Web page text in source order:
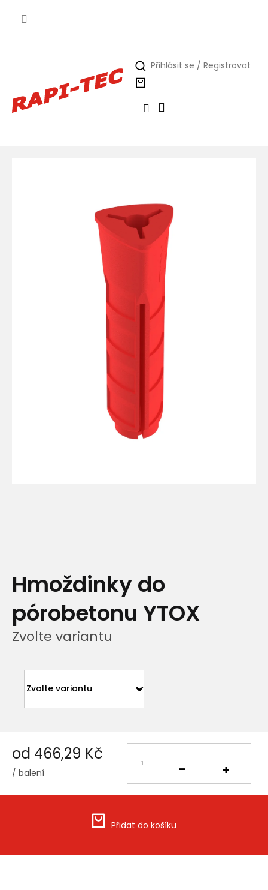
Přihlásit se / Registrovat
Hmoždinky do
pórobetonu YTOX
Zvolte variantu
od 466,29 Kč
/ balení
cena:
Přidat do košíku